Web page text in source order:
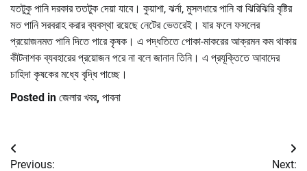
যতটুকু পানি দরকার ততটুক দেয়া যাবে। কুয়াশা, ঝর্না, মুসলধারে পানি বা ঝিরিঝিরি বৃষ্টির
মত পানি সরবরাহ করার ব্যবস্থা রয়েছে নেটের ভেতরেই। যার ফলে ফসলের
প্রয়োজনমত পানি দিতে পারে কৃষক। এ পদ্ধতিতে পোকা-মাকরের আক্রমন কম থাকায়
কীটনাশক ব্যবহারের প্রয়োজন পরে না বলে জানান তিনি। এ প্রযূক্তিতে আবাদের
চাহিদা কৃষকের মধ্যে বৃদ্ধি পাচ্ছে।
Posted in জেলার খবর, পাবনা
Post
Previous:
Next: